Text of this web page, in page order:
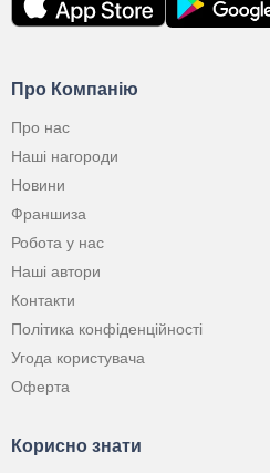
Про Компанію
Про нас
Наші нагороди
Новини
Франшиза
Робота у нас
Наші автори
Контакти
Політика конфіденційності
Угода користувача
Оферта
Корисно знати